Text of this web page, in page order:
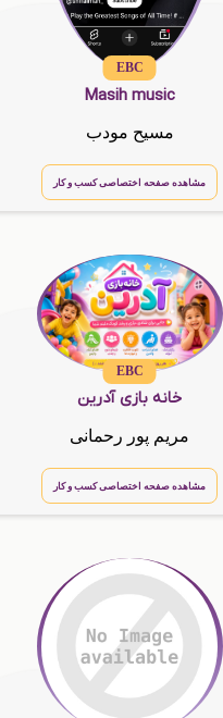
EBC
Masih music
مسیح مودب
مشاهده صفحه اختصاصی کسب و کار
EBC
خانه بازی آدرین
مریم پور رحمانی
مشاهده صفحه اختصاصی کسب و کار